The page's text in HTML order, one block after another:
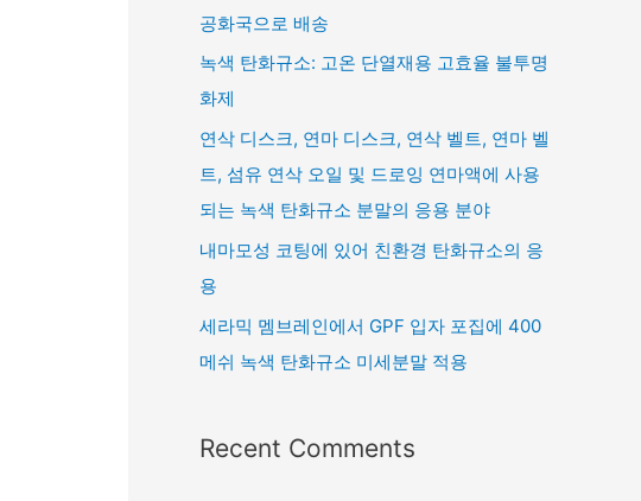
공화국으로 배송
녹색 탄화규소: 고온 단열재용 고효율 불투명
화제
연삭 디스크, 연마 디스크, 연삭 벨트, 연마 벨
트, 섬유 연삭 오일 및 드로잉 연마액에 사용
되는 녹색 탄화규소 분말의 응용 분야
내마모성 코팅에 있어 친환경 탄화규소의 응
용
세라믹 멤브레인에서 GPF 입자 포집에 400
메쉬 녹색 탄화규소 미세분말 적용
Recent Comments